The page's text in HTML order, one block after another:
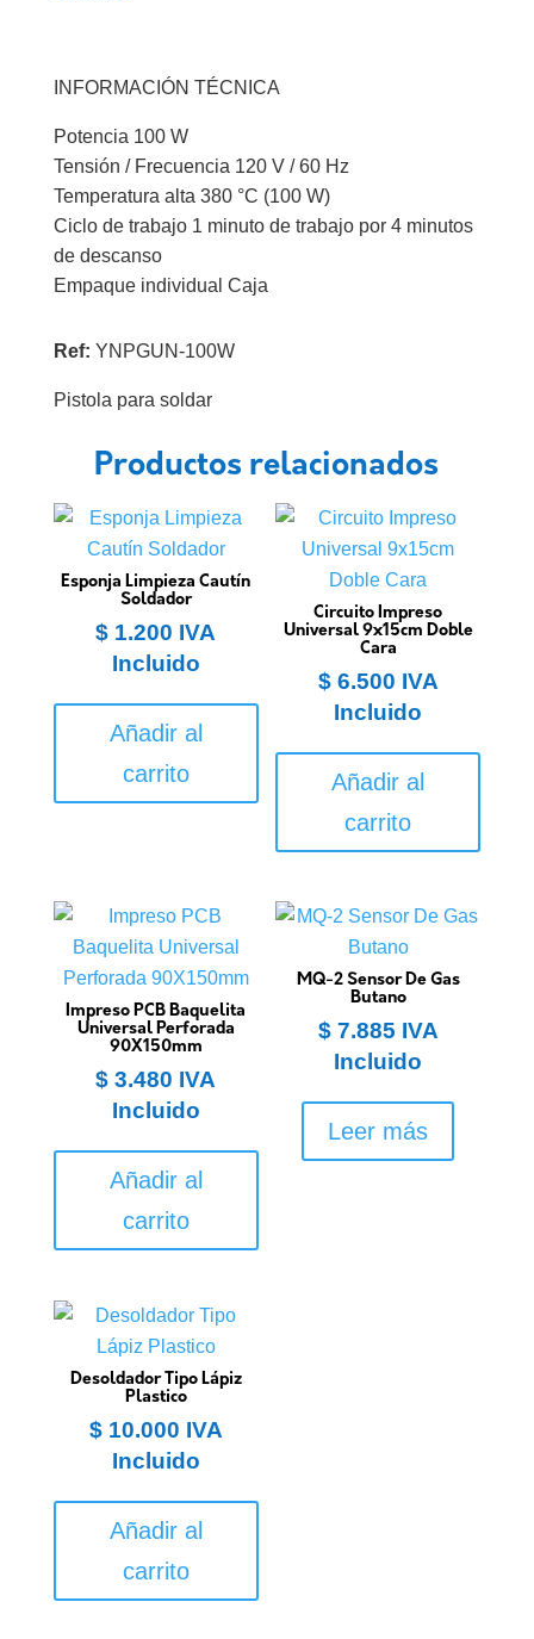
INFORMACIÓN TÉCNICA
Potencia 100 W
Tensión / Frecuencia 120 V / 60 Hz
Temperatura alta 380 °C (100 W)
Ciclo de trabajo 1 minuto de trabajo por 4 minutos
de descanso
Empaque individual Caja
Ref: YNPGUN-100W
Pistola para soldar
Productos relacionados
Esponja Limpieza Cautín
Soldador
$ 1.200 IVA
Incluido
Añadir al
carrito
Circuito Impreso
Universal 9x15cm Doble
Cara
$6.500 IVA
Incluido
Añadir al
carrito
Impreso PCB Baquelita
Universal Perforada
90X150mm
$ 3.480 IVA
Incluido
Añadir al
carrito
MQ-2 Sensor De Gas
Butano
$7.885 IVA
Incluido
Leer más
Desoldador Tipo Lápiz
Plastico
$10.000 IVA
Incluido
Añadir al
carrito